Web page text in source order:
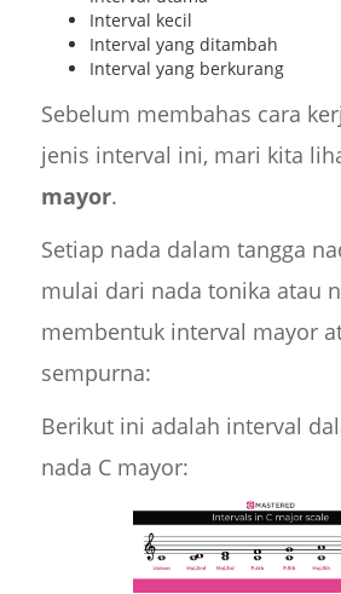
Interval kecil
Interval yang ditambah
Interval yang berkurang
Sebelum membahas cara
jenis interval ini, mari kita
mayor.
Setiap nada dalam tangga
mulai dari nada tonika atau
membentuk interval mayor
sempurna:
Berikut ini adalah interval
nada C mayor: